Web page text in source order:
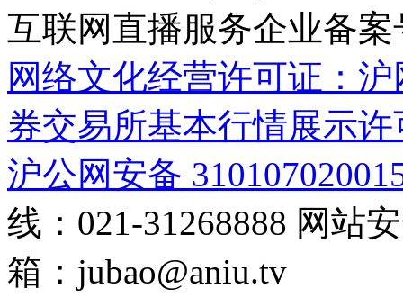
互联网直播服务企业备案
网络文化经营许可证：
券交易所基本行情展示许
沪公网安备
线：021-31268888 网站
箱： jubao@aniu.tv